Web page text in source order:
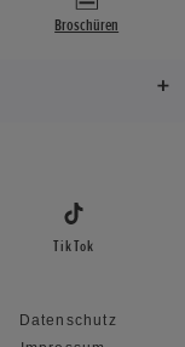
Broschüren
TikTok
Datenschutz